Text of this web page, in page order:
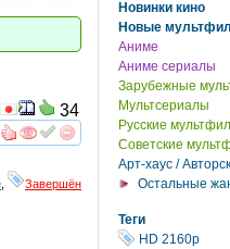
Новинки кино
Новые
Аниме
Аниме сериалы
Зарубежные
Мультсериалы
Русские
Советские
Арт-хаус /
Остальные
Теги
HD 2160р
смотретьинтересует
34
Завершён